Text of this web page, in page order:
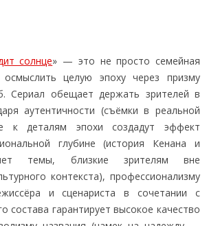
солнце» — это не просто семейная
целую эпоху через призму
Сериал обещает держать зрителей в
аутентичности (съёмки в реальной
к деталям эпохи создадут эффект
глубине (история Кенана и
темы, близкие зрителям вне
контекста), профессионализму
и сценариста в сочетании с
состава гарантирует высокое качество